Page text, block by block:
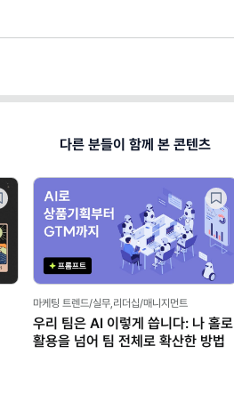
다른 분들이 함께 본 콘텐츠
마케팅 트렌드/실무,리더십/매니지먼트
우리 팀은 AI 이렇게 씁니다: 나 홀로
활용을 넘어 팀 전체로 확산한 방법